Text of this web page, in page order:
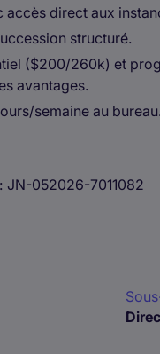
accès direct aux
structuré.
($200/260k) et
avantages.
semaine au bureau.
JN-052026-7011082